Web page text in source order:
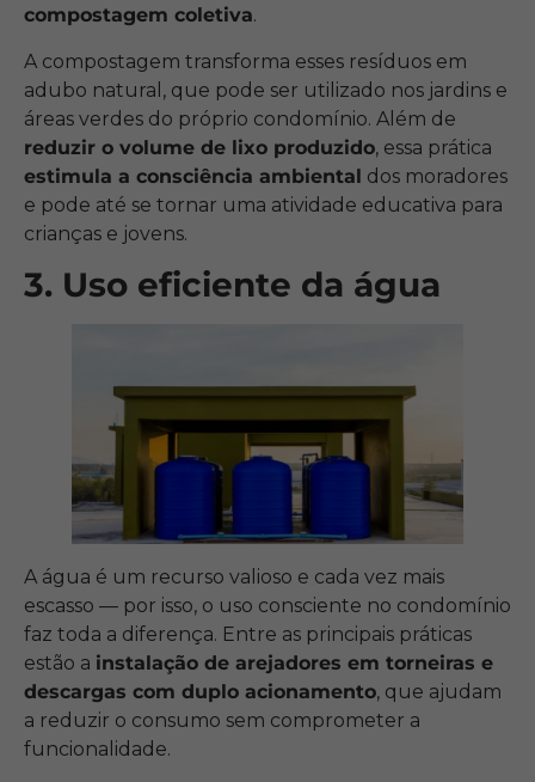
compostagem coletiva.
A compostagem transforma esses resíduos em
adubo natural, que pode ser utilizado nos jardins e
áreas verdes do próprio condomínio. Além de
reduzir o volume de lixo produzido, essa prática
estimula a consciência ambiental dos moradores
e pode até se tornar uma atividade educativa para
crianças e jovens.
3. Uso eficiente da água
A água é um recurso valioso e cada vez mais
escasso — por isso, o uso consciente no condomínio
faz toda a diferença. Entre as principais práticas
estão a instalação de arejadores em torneiras e
descargas com duplo acionamento, que ajudam
a reduzir o consumo sem comprometer a
funcionalidade.